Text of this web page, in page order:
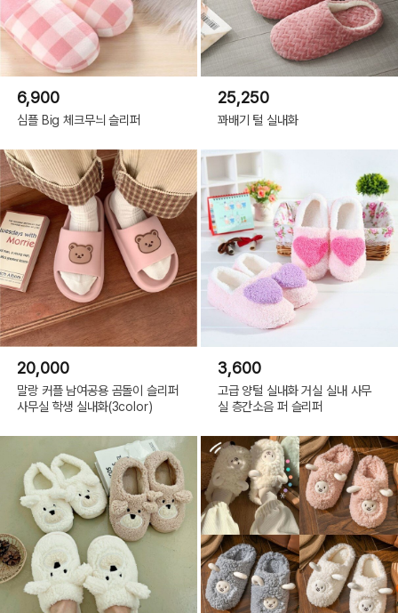
6,900
심플 Big 체크무늬 슬리퍼
25,250
꽈배기 털 실내화
20,000
말랑 커플 남여공용 곰돌이 슬리퍼
사무실 학생 실내화(3color)
3,600
고급 양털 실내화 거실 실내 사무
실 층간소음 퍼 슬리퍼